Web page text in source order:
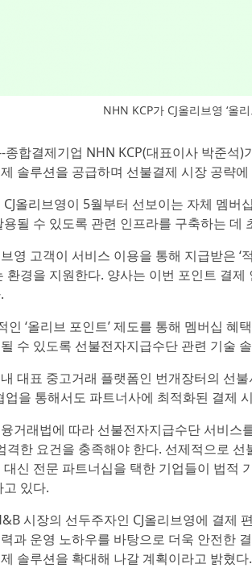
NHN KCP가 CJ올리브영 ‘올
종합결제기업 NHN KCP(대표이사 박준석
솔루션을 공급하며 선불결제 시장 공략
올리브영이 5월부터 선보이는 자체 멤버
될 수 있도록 관련 인프라를 구축하는 데
영 고객이 서비스 이용을 통해 지급받은
환경을 지원한다. 양사는 이번 포인트 결
인 ‘올리브 포인트’ 제도를 통해 멤버십
수 있도록 선불전자지급수단 관련 기술
대표 중고거래 플랫폼인 번개장터의 선
업을 통해서도 파트너사에 최적화된 결제
거래법에 따라 선불전자지급수단 서비
격한 요건을 충족해야 한다. 선제적으로
신 전문 파트너십을 택한 기업들이 법적
있다.
시장의 선두주자인 CJ올리브영에 결제
과 운영 노하우를 바탕으로 더욱 안전한
솔루션을 확대해 나갈 계획이라고 밝혔다.